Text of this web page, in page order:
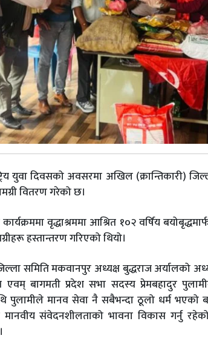
युवा दिवसको अवसरमा अखिल (क्रान्तिकारी)
वितरण गरेको छ।
वृद्धाश्रममा आश्रित १०२ वर्षिय
हस्तान्तरण गरिएको थियो।
समिति मकवानपुर अध्यक्ष बुद्धराज अर्यालको
एवम् बागमती प्रदेश सभा सदस्य प्रेमबहादुर
पुलामीले मानव सेवा नै सबैभन्दा ठूलो धर्म भएको
मानवीय संवेदनशीलताको भावना विकास गर्नु